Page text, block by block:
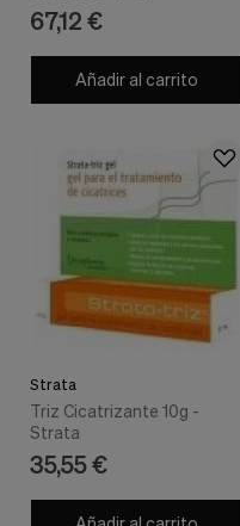
67,12 €
Añadir al carrito
Strata
Triz Cicatrizante 10g -
Strata
35,55 €